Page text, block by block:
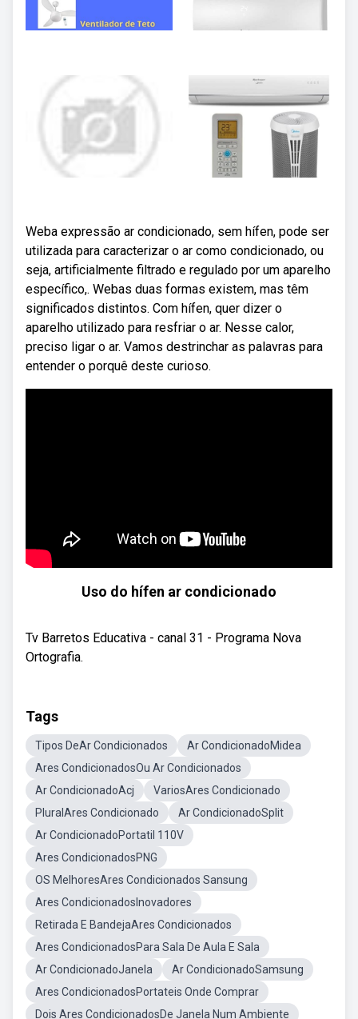
Weba expressão ar condicionado, sem hífen, pode ser
utilizada para caracterizar o ar como condicionado, ou
seja, artificialmente filtrado e regulado por um aparelho
específico,. Webas duas formas existem, mas têm
significados distintos. Com hífen, quer dizer o
aparelho utilizado para resfriar o ar. Nesse calor,
preciso ligar o ar. Vamos destrinchar as palavras para
entender o porquê deste curioso.
Uso do hífen ar condicionado
Tv Barretos Educativa - canal 31 - Programa Nova
Ortografia.
Tags
Tipos DeAr Condicionados
Ar CondicionadoMidea
Ares CondicionadosOu Ar Condicionados
Ar CondicionadoAcj
VariosAres Condicionado
PluralAres Condicionado
Ar CondicionadoSplit
Ar CondicionadoPortatil 110V
Ares CondicionadosPNG
OS MelhoresAres Condicionados Sansung
Ares CondicionadosInovadores
Retirada E BandejaAres Condicionados
Ares CondicionadosPara Sala De Aula E Sala
Ar CondicionadoJanela
Ar CondicionadoSamsung
Ares CondicionadosPortateis Onde Comprar
Dois Ares CondicionadosDe Janela Num Ambiente